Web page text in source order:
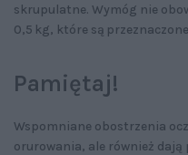
skrupulatne. Wymóg nie
0,5 kg, które są
Pamiętaj!
Wspomniane obostrzenia
orurowania, ale również dają